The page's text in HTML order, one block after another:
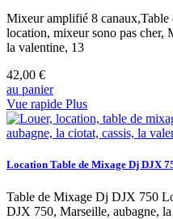
Mixeur amplifié 8 canaux,Table
location, mixeur sono pas cher,
la valentine, 13
42,00 €
au panier
Vue rapide Plus
Location Table de Mixage Dj DJX
Table de Mixage Dj DJX 750
DJX 750, Marseille, aubagne,